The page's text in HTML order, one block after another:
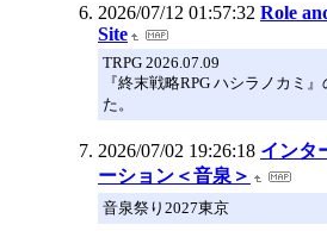
2026/07/12 01:57:32 Role
Site
TRPG 2026.07.09
『終末戦略RPG ハシラノカミ
た。
2026/07/02 19:26:18 インタ
ーション＜音泉＞
音泉祭り2027東京